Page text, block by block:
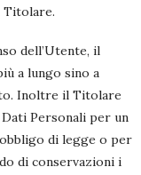
Titolare.
dell’Utente, il
a lungo sino a
Inoltre il Titolare
Personali per un
di legge o per
di conservazioni i